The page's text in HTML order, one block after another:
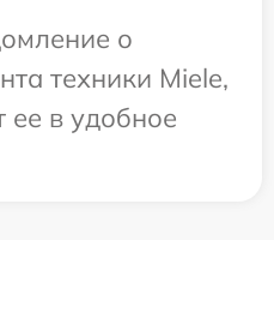
о
техники Miele,
ее в удобное